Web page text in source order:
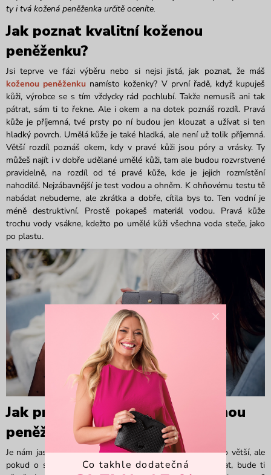
ty i tvá kožená peněženka určitě oceníte.
Jak poznat kvalitní koženou
peněženku?
Jsi teprve ve fázi výběru nebo si nejsi jistá, jak poznat, že máš
koženou peněženku namísto koženky? V první řadě, když kupuješ
kůži, výrobce se s tím vždycky rád pochlubí. Takže nemusíš ani tak
pátrat, sám ti to řekne. Ale i okem a na dotek poznáš rozdíl. Pravá
kůže je příjemná, tvé prsty po ní budou jen klouzat a užívat si ten
hladký povrch. Umělá kůže je také hladká, ale není už tolik příjemná.
Větší rozdíl poznáš okem, kdy v pravé kůži jsou póry a vrásky. Ty
můžeš najít i v dobře udělané umělé kůži, tam ale budou rozvrstvené
pravidelně, na rozdíl od té pravé kůže, kde je jejich rozmístění
nahodilé. Nejzábavnější je test vodou a ohněm. K ohňovému testu tě
nabádat nebudeme, ale zkrátka a dobře, cítila bys to. Ten vodní je
méně destruktivní. Prostě pokapeš materiál vodou. Pravá kůže
trochu vody vsákne, kdežto po umělé kůži všechna voda steče, jako
po plastu.
Jak pravidelně pečovat o koženou
peněženku, to je oč tu běží
Je nám jasné, že investice do pravé kůže může být o něco větší, ale
pokud o svou
koženou peněženkubudeš dobře pečovat, bude ti
×
Co takhle dodatečná